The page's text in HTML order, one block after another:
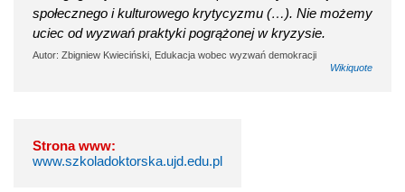
społecznego i kulturowego krytycyzmu (…). Nie możemy
uciec od wyzwań praktyki pogrążonej w kryzysie.
Autor: Zbigniew Kwieciński, Edukacja wobec wyzwań demokracji
Wikiquote
Strona www:
www.szkoladoktorska.ujd.edu.pl